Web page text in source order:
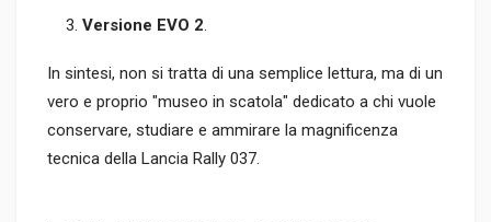
Versione EVO 2
In sintesi, non si tratta di una semplice lettura, ma di un
vero e proprio "museo in scatola" dedicato a chi vuole
conservare, studiare e ammirare la magnificenza
tecnica della Lancia Rally 037.